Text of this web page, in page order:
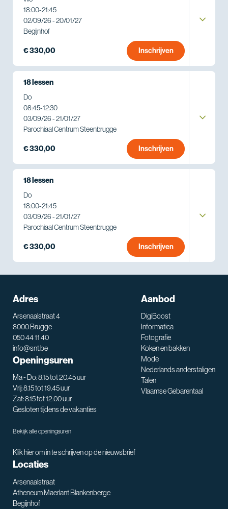
18:00-21:45
02/09/26 - 20/01/27
Begijnhof
€ 330,00 Inschrijven
18 lessen
Do
08:45-12:30
03/09/26 - 21/01/27
Parochiaal Centrum Steenbrugge
€ 330,00 Inschrijven
18 lessen
Do
18:00-21:45
03/09/26 - 21/01/27
Parochiaal Centrum Steenbrugge
€ 330,00 Inschrijven
Adres
Arsenaalstraat 4
8000 Brugge
050 44 11 40
info@snt.be
Openingsuren
Ma - Do: 8.15 tot 20.45 uur
Vrij: 8.15 tot 19.45 uur
Zat: 8.15 tot 12.00 uur
Gesloten tijdens de vakanties
Bekijk alle openingsuren
Klik hier om in te schrijven op de nieuwsbrief
Aanbod
DigiBoost
Informatica
Fotografie
Koken en bakken
Mode
Nederlands anderstaligen
Talen
Vlaamse Gebarentaal
Locaties
Arsenaalstraat
Atheneum Maerlant Blankenberge
Begijnhof